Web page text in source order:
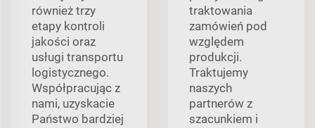
również trzy
etapy kontroli
jakości oraz
usługi transportu
logistycznego.
Współpracując z
nami, uzyskacie
Państwo bardziej
traktowania
zamówień pod
względem
produkcji.
Traktujemy
naszych
partnerów z
szacunkiem i